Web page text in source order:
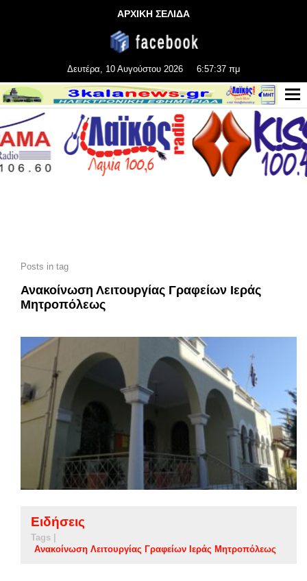
ΑΡΧΙΚΗ ΣΕΛΙΔΑ
Δευτέρα, 10 Αυγούστου 2026 6:57:38 πμ
Posts in tag
Ανακοίνωση Λειτουργίας Γραφείων Ιεράς
Μητροπόλεως
Ειδήσεις
Tags |
Ανακοίνωση Λειτουργίας Γραφείων Ιεράς Μητροπόλεως